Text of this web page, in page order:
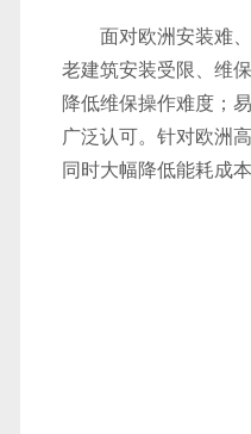
面对欧洲安装难
老建筑安装受限、维
降低维保操作难度；
广泛认可。针对欧洲
同时大幅降低能耗成